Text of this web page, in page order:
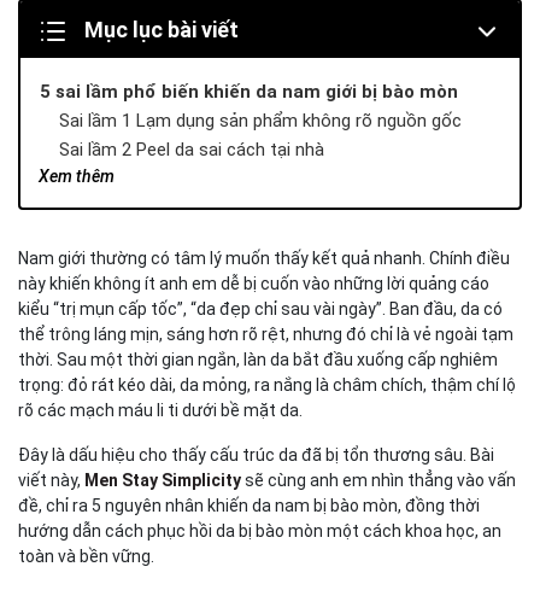
Mục lục bài viết
Xem thêm
5 sai lầm phổ biến khiến da nam giới bị bào mòn
Sai lầm 1 Lạm dụng sản phẩm không rõ nguồn gốc
Sai lầm 2 Peel da sai cách tại nhà
Sai lầm 3 Tẩy tế bào chết quá đà
Sai lầm 4 Kết hợp treatment vô tội vạ
Dấu hiệu nhận biết da đang “kêu cứu”
Da bị bào mòn khác gì da kích ứng thông thường?
Phân biệt với các tình trạng phục hồi da khác
Quy trình “cai nghiện” và phục hồi da chuẩn khoa học
Kem dưỡng ẩm Bioactive Derma Pro: “xi măng” kiên cố
cho hàng rào bảo vệ da
Nam giới thường có tâm lý muốn thấy kết quả nhanh. Chính điều
này khiến không ít anh em dễ bị cuốn vào những lời quảng cáo
kiểu “trị mụn cấp tốc”, “da đẹp chỉ sau vài ngày”. Ban đầu, da có
thể trông láng mịn, sáng hơn rõ rệt, nhưng đó chỉ là vẻ ngoài tạm
thời. Sau một thời gian ngắn, làn da bắt đầu xuống cấp nghiêm
trọng: đỏ rát kéo dài, da mỏng, ra nắng là châm chích, thậm chí lộ
rõ các mạch máu li ti dưới bề mặt da.
Đây là dấu hiệu cho thấy cấu trúc da đã bị tổn thương sâu. Bài
viết này, Men Stay Simplicitysẽ cùng anh em nhìn thẳng vào vấn
đề, chỉ ra 5 nguyên nhân khiến da nam bị bào mòn, đồng thời
hướng dẫn cách phục hồi da bị bào mòn một cách khoa học, an
toàn và bền vững.